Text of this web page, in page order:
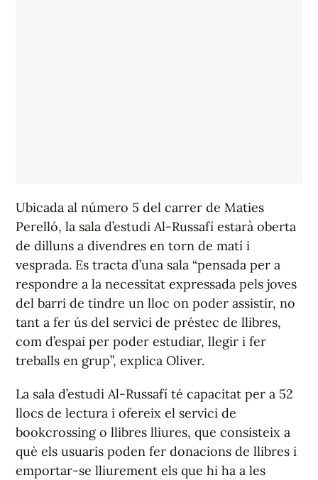
Ubicada al número 5 del carrer de Maties
Perelló, la sala d’estudi Al-Russafí estarà oberta
de dilluns a divendres en torn de matí i
vesprada. Es tracta d’una sala “pensada per a
respondre a la necessitat expressada pels joves
del barri de tindre un lloc on poder assistir, no
tant a fer ús del servici de préstec de llibres,
com d’espai per poder estudiar, llegir i fer
treballs en grup”, explica Oliver.
La sala d’estudi Al-Russafí té capacitat per a 52
llocs de lectura i ofereix el servici de
bookcrossingo llibres lliures, que consisteix a
què els usuaris poden fer donacions de llibres i
emportar-se lliurement els que hi ha a les